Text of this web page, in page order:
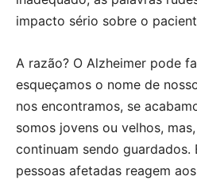
impacto sério sobre o
A razão? O Alzheimer pode
esqueçamos o nome de
nos encontramos, se
somos jovens ou velhos,
continuam sendo guardados.
pessoas afetadas reagem